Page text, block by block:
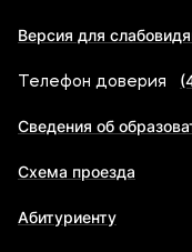
Версия для
Телефон доверия
Сведения об
Схема проезда
Абитуриенту